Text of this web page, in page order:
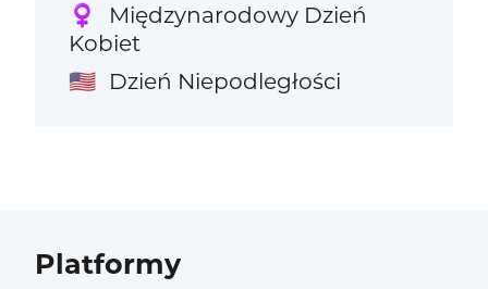
♀️
Międzynarodowy Dzień
Kobiet
🇺🇸 Dzień Niepodległości
Platformy